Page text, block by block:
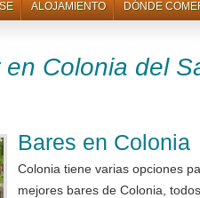
ALOJAMIENTO DÓNDE
Colonia del
Bares en Colonia
Colonia tiene varias opciones
mejores bares de Colonia,